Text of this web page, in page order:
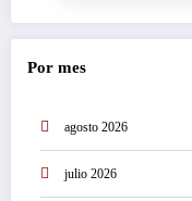
Por mes
agosto 2026
julio 2026